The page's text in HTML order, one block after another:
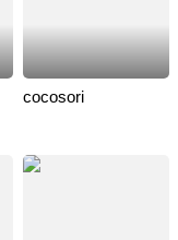
cocosori